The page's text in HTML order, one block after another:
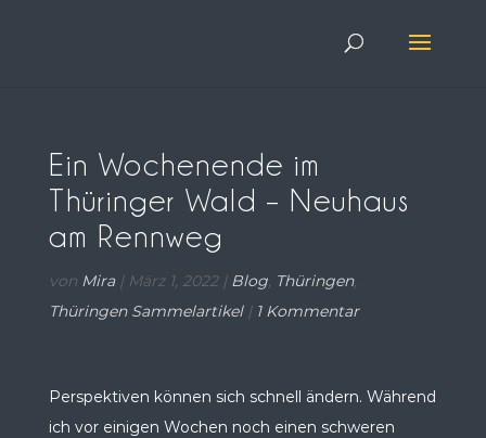
Ein Wochenende im
Thüringer Wald – Neuhaus
am Rennweg
von Mira| März 1, 2022| Blog, Thüringen,
Thüringen Sammelartikel| 1 Kommentar
Perspektiven können sich schnell ändern. Während
ich vor einigen Wochen noch einen schweren